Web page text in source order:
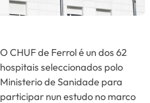
O CHUF de Ferrol é un dos 62
hospitais seleccionados polo
Ministerio de Sanidade para
participar nun estudo no marco